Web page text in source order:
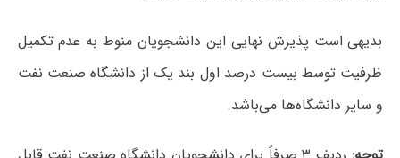
بدیهی است پذیرش نهایی این دانشجویان منوط به‌ عدم تکمیل
ظرفیت توسط بیست درصد اول بند یک از دانشگاه صنعت نفت
و سایر دانشگاه‌ها می‌باشد.